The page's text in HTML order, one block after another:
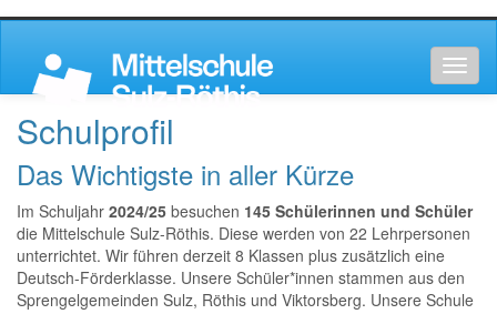
Schulprofil
Das Wichtigste in aller Kürze
Im Schuljahr 2024/25 besuchen 145 Schülerinnen und Schüler
die Mittelschule Sulz-Röthis. Diese werden von 22 Lehrpersonen
unterrichtet. Wir führen derzeit 8 Klassen plus zusätzlich eine
Deutsch-Förderklasse. Unsere Schüler*innen stammen aus den
Sprengelgemeinden Sulz, Röthis und Viktorsberg. Unsere Schule